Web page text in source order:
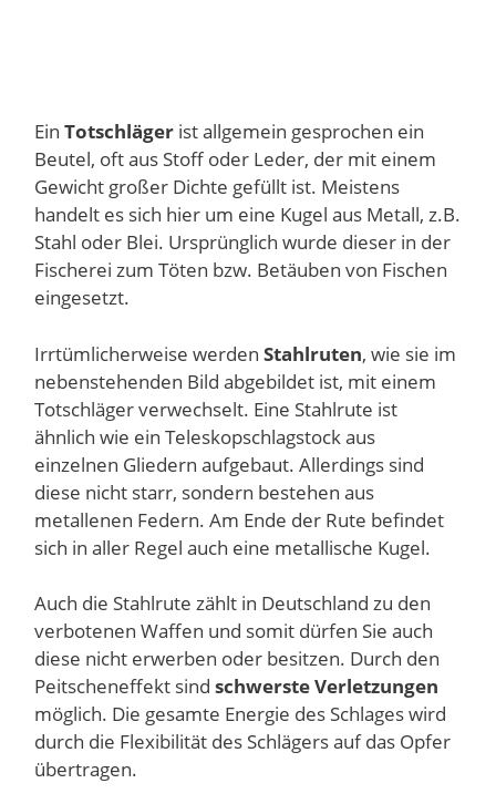
Ein Totschläger ist allgemein gesprochen ein
Beutel, oft aus Stoff oder Leder, der mit einem
Gewicht großer Dichte gefüllt ist. Meistens
handelt es sich hier um eine Kugel aus Metall, z.B.
Stahl oder Blei. Ursprünglich wurde dieser in der
Fischerei zum Töten bzw. Betäuben von Fischen
eingesetzt.
Irrtümlicherweise werden Stahlruten, wie sie im
nebenstehenden Bild abgebildet ist, mit einem
Totschläger verwechselt. Eine Stahlrute ist
ähnlich wie ein Teleskopschlagstock aus
einzelnen Gliedern aufgebaut. Allerdings sind
diese nicht starr, sondern bestehen aus
metallenen Federn. Am Ende der Rute befindet
sich in aller Regel auch eine metallische Kugel.
Auch die Stahlrute zählt in Deutschland zu den
verbotenen Waffen und somit dürfen Sie auch
diese nicht erwerben oder besitzen. Durch den
Peitscheneffekt sind schwerste Verletzungen
möglich. Die gesamte Energie des Schlages wird
durch die Flexibilität des Schlägers auf das Opfer
übertragen.